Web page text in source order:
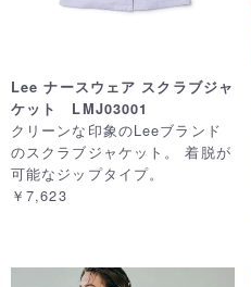
Lee ナースウェア スクラブジャ
ケット LMJ03001
クリーンな印象のLeeブランド
のスクラブジャケット。 着脱が
可能なジップタイプ。
￥7,623